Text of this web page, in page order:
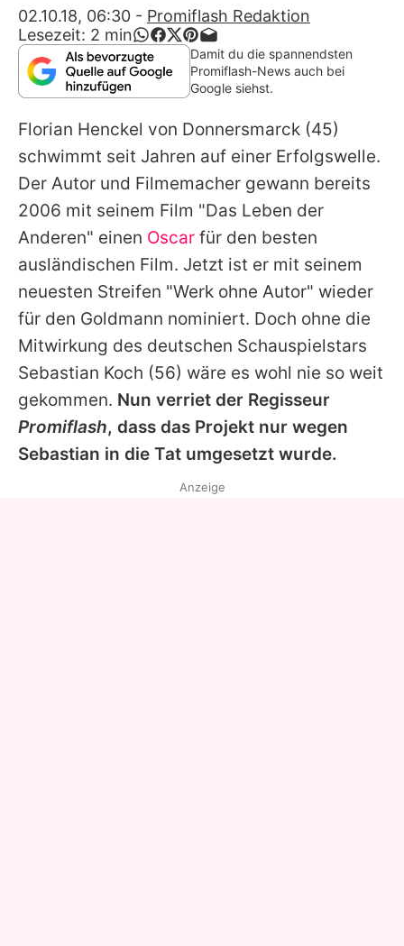
App runterladen
Team
Redaktionelle Richtlinien
Impressum
Datenschutzerklärung
Nutzungsbedingungen
Utiq verwalten
02.10.18, 06:30 - Promiflash Redaktion
Lesezeit: 2 min
Damit du die spannendsten
Promiflash-News auch bei
Google siehst.
Florian Henckel von Donnersmarck (45)
schwimmt seit Jahren auf einer Erfolgswelle.
Der Autor und Filmemacher gewann bereits
2006 mit seinem Film "Das Leben der
Anderen" einen Oscar für den besten
ausländischen Film. Jetzt ist er mit seinem
neuesten Streifen "Werk ohne Autor" wieder
für den Goldmann nominiert. Doch ohne die
Mitwirkung des deutschen Schauspielstars
Sebastian Koch (56) wäre es wohl nie so weit
gekommen. Nun verriet der Regisseur
Promiflash, dass das Projekt nur wegen
Sebastian in die Tat umgesetzt wurde.
Anzeige